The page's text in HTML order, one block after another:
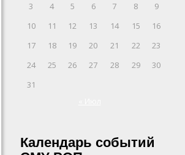
3
4 5 6 7 8
9
10
11 12 13 14 15
16
17
18 19 20 21 22
23
24
25 26 27 28 29
30
31
Календарь событий